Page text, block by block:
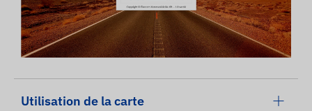
Utilisation de la carte